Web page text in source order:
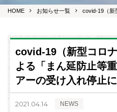
HOME お知らせ一覧 covid-19（新
covid-19（新型コロ
よる「まん延防止等
アーの受け入れ停止
2021.04.14 NEWS